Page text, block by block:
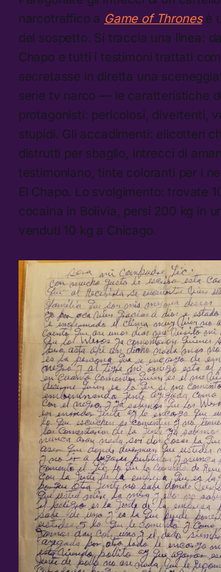
narcotraffico a Game of Thronesè
del sospetto. Si traccia una linea:
Chapo e tutti i testimoni trattati
secretasse in diretta una
serie tv narco — le caratteristiche
protagonisti: pericolosi, divertenti,
stupidi. Gli accadimenti: elicotteri
distrutti per sbaglio, intrecci di
testimoniano, tinte coloranti per i
El Chapo. Lo svolgimento: trovate
cocaina in Bolivia, persi 200 kg in
venduti 10 kg a Chicago.